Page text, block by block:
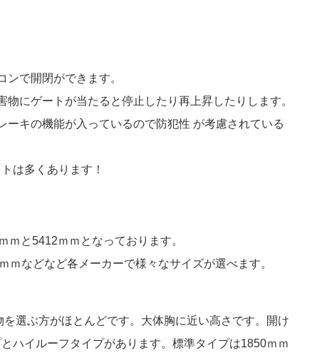
で開閉ができます。
にゲートが当たると停止したり再上昇したりします。
ーキの機能が入っているので防犯性 が考慮されている
は多くあります！
ｍと5412ｍｍとなっております。
ｍなどなど各メーカーで様々なサイズが選べます。
選ぶ方がほとんどです。大体胸に近い高さです。開け
ハイルーフタイプがあります。標準タイプは1850ｍｍ